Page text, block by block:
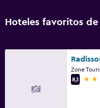
Hoteles favoritos
8,1
5